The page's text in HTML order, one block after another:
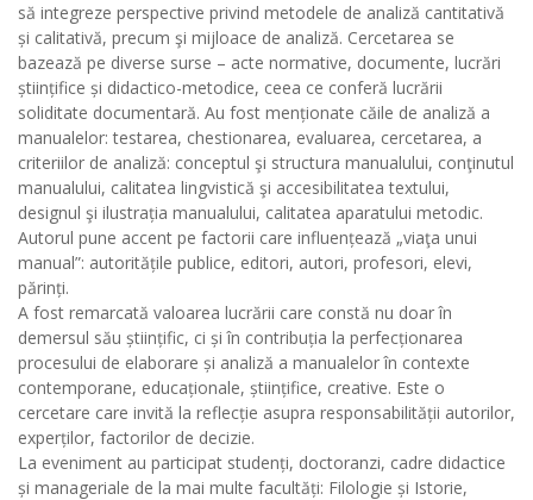
să integreze perspective privind metodele de analiză cantitativă
și calitativă, precum şi mijloace de analiză. Cercetarea se
bazează pe diverse surse – acte normative, documente, lucrări
științifice și didactico-metodice, ceea ce conferă lucrării
soliditate documentară. Au fost menționate căile de analiză a
manualelor: testarea, chestionarea, evaluarea, cercetarea, a
criteriilor de analiză: conceptul şi structura manualului, conţinutul
manualului, calitatea lingvistică şi accesibilitatea textului,
designul şi ilustrația manualului, calitatea aparatului metodic.
Autorul pune accent pe factorii care influențează „viaţa unui
manual”: autoritățile publice, editori, autori, profesori, elevi,
părinți.
A fost remarcată valoarea lucrării care constă nu doar în
demersul său științific, ci și în contribuția la perfecționarea
procesului de elaborare și analiză a manualelor în contexte
contemporane, educaționale, științifice, creative. Este o
cercetare care invită la reflecție asupra responsabilității autorilor,
experților, factorilor de decizie.
La eveniment au participat studenți, doctoranzi, cadre didactice
și manageriale de la mai multe facultăți: Filologie și Istorie,